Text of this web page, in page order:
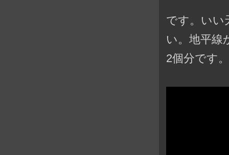
です。いい
い。地平線
2個分です